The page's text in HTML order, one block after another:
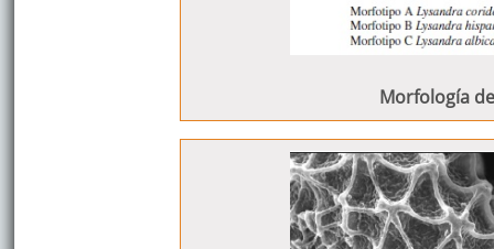
Morfología